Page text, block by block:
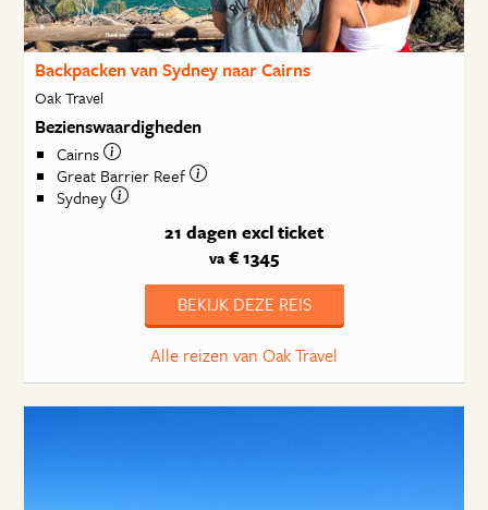
Backpacken van Sydney naar Cairns
Oak Travel
Bezienswaardigheden
Cairns
Great Barrier Reef
Sydney
21 dagen excl ticket
va € 1345
BEKIJK DEZE REIS
Alle reizen van Oak Travel